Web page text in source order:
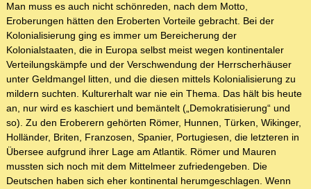
Man muss es auch nicht schönreden, nach dem Motto,
Eroberungen hätten den Eroberten Vorteile gebracht. Bei der
Kolonialisierung ging es immer um Bereicherung der
Kolonialstaaten, die in Europa selbst meist wegen kontinentaler
Verteilungskämpfe und der Verschwendung der Herrscherhäuser
unter Geldmangel litten, und die diesen mittels Kolonialisierung zu
mildern suchten. Kulturerhalt war nie ein Thema. Das hält bis heute
an, nur wird es kaschiert und bemäntelt („Demokratisierung“ und
so). Zu den Eroberern gehörten Römer, Hunnen, Türken, Wikinger,
Holländer, Briten, Franzosen, Spanier, Portugiesen, die letzteren in
Übersee aufgrund ihrer Lage am Atlantik. Römer und Mauren
mussten sich noch mit dem Mittelmeer zufriedengeben. Die
Deutschen haben sich eher kontinental herumgeschlagen. Wenn